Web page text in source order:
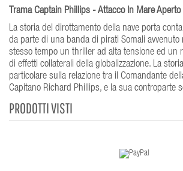
Trama Captain Phillips - Attacco In Mare Aperto
La storia del dirottamento della nave porta
da parte di una banda di pirati Somali
stesso tempo un thriller ad alta tensione ed un
di effetti collaterali della globalizzazione. La
particolare sulla relazione tra il Comandante
Capitano Richard Phillips, e la sua controparte
PRODOTTI VISTI